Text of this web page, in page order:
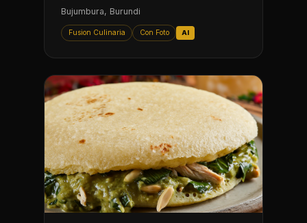
Bujumbura, Burundi
Fusion Culinaria Con Foto AI